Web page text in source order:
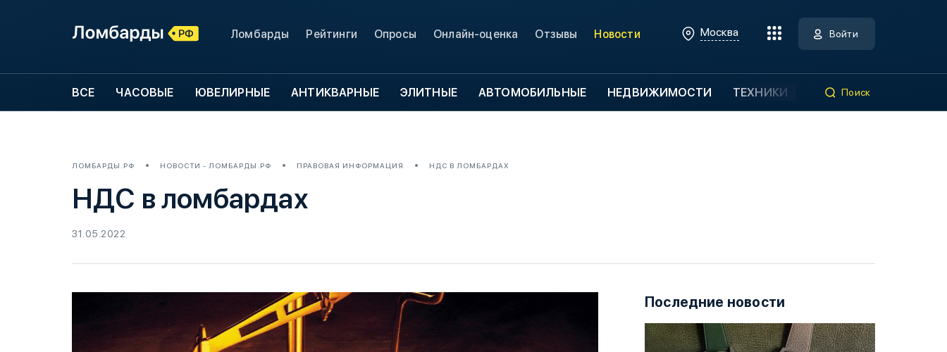
Ломбарды Рейтинги Опросы Онлайн-оценка Отзывы Новости Москва Войти
ВСЕ ЧАСОВЫЕ ЮВЕЛИРНЫЕ АНТИКВАРНЫЕ ЭЛИТНЫЕ АВТОМОБИЛЬНЫЕ НЕДВИЖИМОСТИ ТЕХНИКИ Поиск
ЛОМБАРДЫ.РФ НОВОСТИ - ЛОМБАРДЫ.РФ ПРАВОВАЯ ИНФОРМАЦИЯ НДС В ЛОМБАРДАХ
НДС в ломбардах
31.05.2022
Последние новости